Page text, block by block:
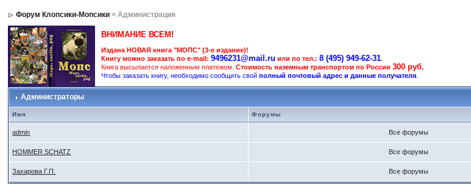
Форум Клопсики-Мопсики > Администрация
ВНИМАНИЕ ВСЕМ!
Издана НОВАЯ книга "МОПС" (3-е издание)!
Книгу можно заказать по e-mail:9496231@mail.ru или по тел.:8 (495) 949-62-31.
Книга высылается наложенным платежом.Стоимость наземным транспортом по России300 руб.
Чтобы заказать книгу, необходимо сообщить свойполный почтовый адрес и данные получателя
Администраторы
Имя Форумы
admin Все форумы
HOMMER SCHATZ Все форумы
Захарова Г.П. Все форумы